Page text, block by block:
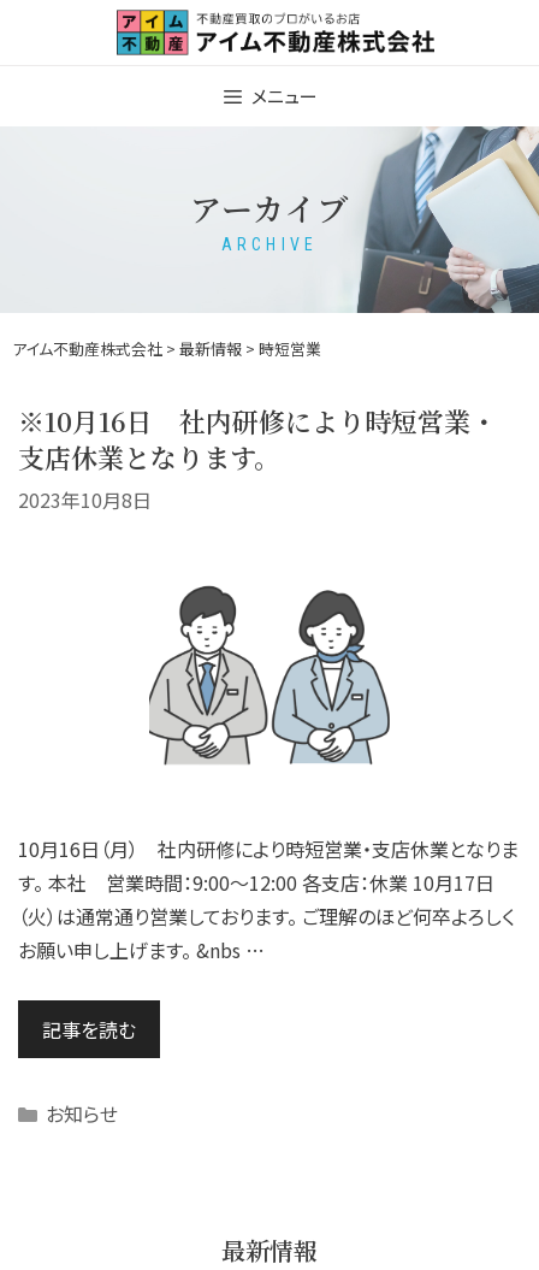
メニュー
アーカイブ
ARCHIVE
アイム不動産株式会社 > 最新情報 > 時短営業
※10月16日 社内研修により時短営業・
支店休業となります。
2023年10月8日
10月16日（月） 社内研修により時短営業・支店休業となりま
す。 本社 営業時間：9:00～12:00 各支店：休業 10月17日
（火）は通常通り営業しております。 ご理解のほど何卒よろしく
お願い申し上げます。 &nbs …
記事を読む
Categories
お知らせ
最新情報